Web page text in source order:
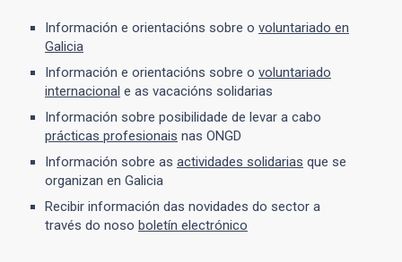
Información e orientacións sobre o voluntariado en
Galicia
Información e orientacións sobre o voluntariado
internacional e as vacacións solidarias
Información sobre posibilidade de levar a cabo
prácticas profesionais nas ONGD
Información sobre as actividades solidarias que se
organizan en Galicia
Recibir información das novidades do sector a
través do noso boletín electrónico